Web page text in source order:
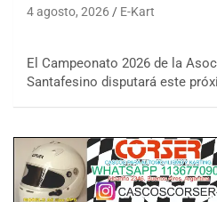
4 agosto, 2026 E-Kart
El Campeonato 2026 de la
Santafesino disputará este